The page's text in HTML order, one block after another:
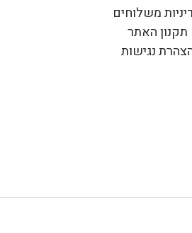
משלוחים
תקנון האתר
נגישות